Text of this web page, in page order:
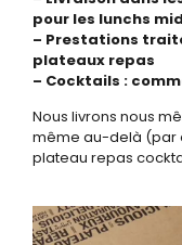
pour les lunchs
– Prestations
plateaux repas
– Cocktails :
Nous livrons nous
même au-delà (par
plateau repas